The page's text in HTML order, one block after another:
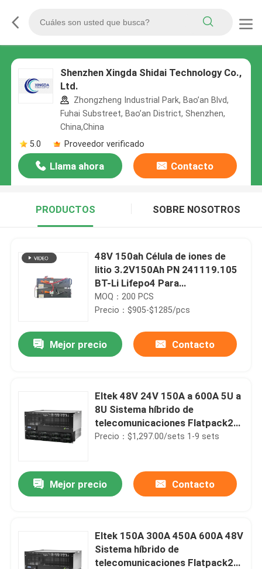
Shenzhen Xingda Shidai Technology Co.,
Ltd.
Zhongzheng Industrial Park, Bao’an Blvd,
Fuhai Substreet, Bao’an District, Shenzhen,
China,China
5.0
Proveedor verificado
Llama ahora Contacto
PRODUCTOS SOBRE NOSOTROS
48V 150ah Célula de iones de
litio 3.2V150Ah PN 241119.105
BT-Li Lifepo4 Para
comunicación de red soportada
en paralelo
MOQ：200 PCS
Precio：$905-$1285/pcs
Mejor precio Contacto
Eltek 48V 24V 150A a 600A 5U a
8U Sistema híbrido de
telecomunicaciones Flatpack2
integrado
Precio：$1,297.00/sets 1-9 sets
Mejor precio Contacto
Eltek 150A 300A 450A 600A 48V
Sistema híbrido de
telecomunicaciones Flatpack2